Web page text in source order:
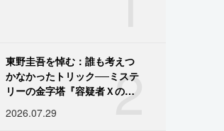
2
東野圭吾を悼む：誰も考えつ
かなかったトリック──ミステ
リーの金字塔『容疑者Ｘの献
2026.07.29